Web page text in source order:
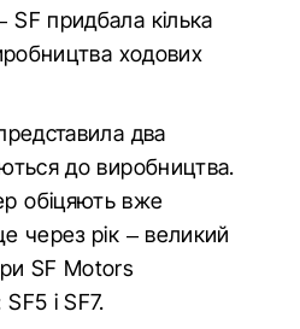
придбала кілька
ходових
два
до виробництва.
обіцяють вже
через рік – великий
SF Motors
і SF7.